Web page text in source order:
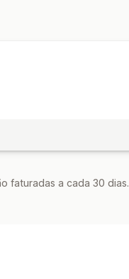
faturadas a cada 30 dias.